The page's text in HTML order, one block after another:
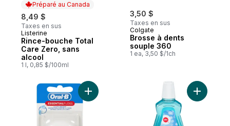
Préparé au Canada
8,49 $
Taxes en sus
Préparé au Canada
Listerine
Rince-bouche Total
Care Zero, sans
alcool
1 l, 0,85 $/100ml
3,50 $
Taxes en sus
Colgate
Brosse à dents
souple 360
1 ea, 3,50 $/1ch
Ajouter Soie dentaire EssentialFlossAjouter